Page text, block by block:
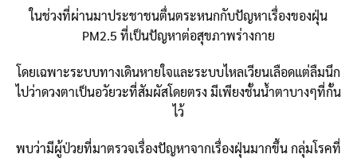
ในช่วงที่ผ่านมาประชาชนตื่นตระหนกกับปัญหาเรื่องของฝุ่น
PM2.5 ที่เป็นปัญหาต่อสุขภาพร่างกาย
โดยเฉพาะระบบทางเดินหายใจและระบบไหลเวียนเลือดแต่ลืมนึก
ไปว่าดวงตาเป็นอวัยวะที่สัมผัสโดยตรง มีเพียงชั้นน้ำตาบางๆที่กั้น
ไว้
พบว่ามีผู้ป่วยที่มาตรวจเรื่องปัญหาจากเรื่องฝุ่นมากขึ้น กลุ่มโรคที่